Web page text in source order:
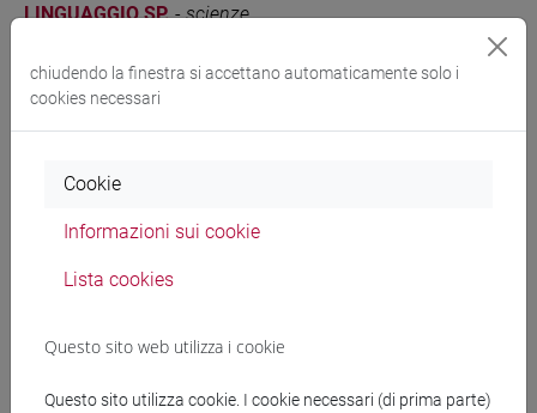
LINGUAGGIO SP.-scienze
FILOSOFIA DEL
beni artistici [FM9]
Cerca nel sito
Ricerca persone
Ricerca insegnamenti
chiudendo la finestra si accettano automaticamente solo i
cookies necessari
Cookie
Informazioni sui cookie
Lista cookies
Questo sito web utilizza i cookie
Questo sito utilizza cookie. I cookie necessari (di prima parte)